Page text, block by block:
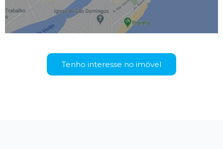
Tenho interesse no imóvel